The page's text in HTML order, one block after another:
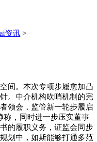
ai资讯 >
。本次专项步履愈加凸
。中介机构吹哨机制的完
领会，监管新一轮步履启
称，同时进一步压实董事
的履职义务，证监会同步
划中，如斯能够打通多范